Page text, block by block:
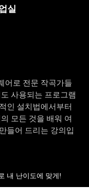
실
어로 전문 작곡가들
사용되는 프로그램
인 설치법에서부터
모든 것을 배워 여
들어 드리는 강의입
내 난이도에 맞게!